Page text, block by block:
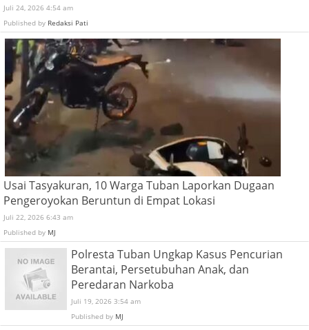
Juli 24, 2026 4:54 am
Published by Redaksi Pati
Usai Tasyakuran, 10 Warga Tuban Laporkan Dugaan
Pengeroyokan Beruntun di Empat Lokasi
Juli 22, 2026 6:43 am
Published by MJ
Polresta Tuban Ungkap Kasus Pencurian
Berantai, Persetubuhan Anak, dan
Peredaran Narkoba
Juli 19, 2026 3:54 am
Published by MJ